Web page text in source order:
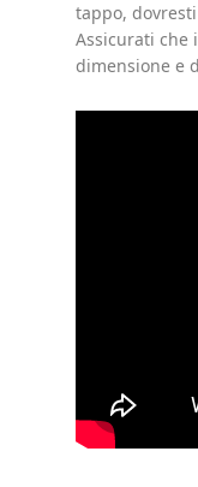
tappo,
Assicurati che
dimensione e